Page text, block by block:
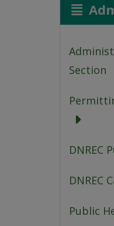
Section
DNREC
DNREC
Public